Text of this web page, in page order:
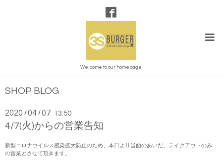
Welcome to our homepage
SHOP BLOG
2020 /04 /07 13:50
4/7(火)からの営業告知
新型コロナウイルス感染拡大防止のため、本日より当面のあいだ、テイクアウトのみ
の営業とさせて頂きます。